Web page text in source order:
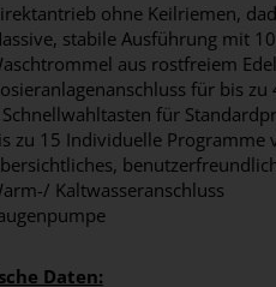
ohne Keilriemen,
stabile Ausführung mit
aus rostfreiem
für bis zu
für
zu 15 Individuelle Programme
Kaltwasseranschluss
Daten: